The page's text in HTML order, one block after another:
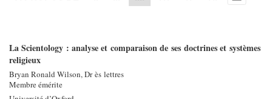
La Scientology : analyse et comparaison de ses doctrines et systèmes
religieux
Bryan Ronald Wilson, Dr ès lettres
Membre émérite